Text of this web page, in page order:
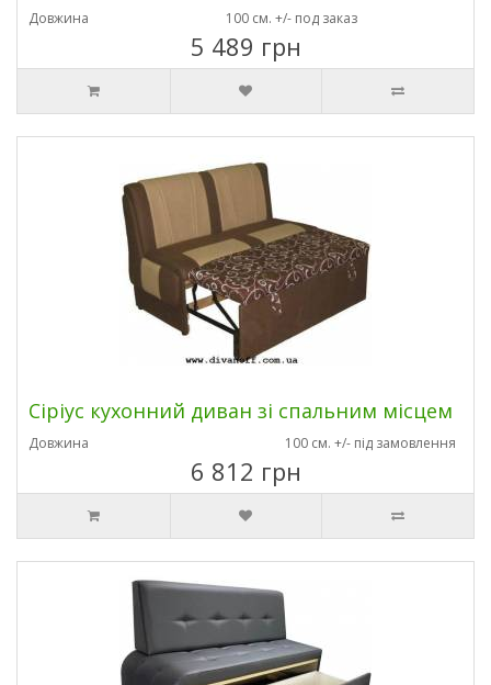
Довжина 100 см. +/- под заказ
5 489 грн
Сіріус кухонний диван зі спальним місцем
Довжина 100 см. +/- під замовлення
6 812 грн